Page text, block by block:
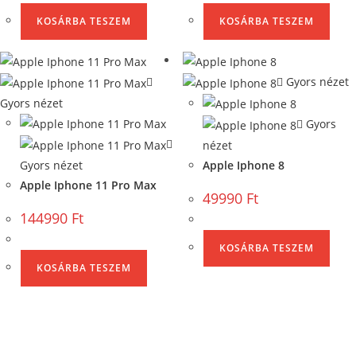
KOSÁRBA TESZEM KOSÁRBA TESZEM
Gyors nézet
Gyors nézet
Apple Iphone 11 Pro Max
144990 Ft
KOSÁRBA TESZEM
Gyors nézet
Gyors
nézet
Apple Iphone 8
49990 Ft
KOSÁRBA TESZEM